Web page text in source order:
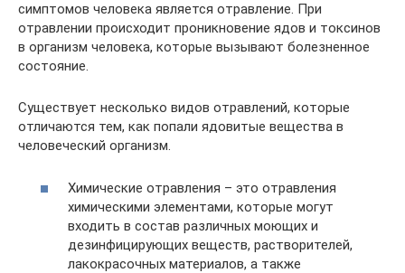
симптомов человека является отравление. При
отравлении происходит проникновение ядов и токсинов
в организм человека, которые вызывают болезненное
состояние.
Существует несколько видов отравлений, которые
отличаются тем, как попали ядовитые вещества в
человеческий организм.
Химические отравления – это отравления
химическими элементами, которые могут
входить в состав различных моющих и
дезинфицирующих веществ, растворителей,
лакокрасочных материалов, а также